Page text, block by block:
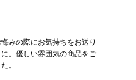
みの際にお気持ちをお送り
。優しい雰囲気の商品をご
。